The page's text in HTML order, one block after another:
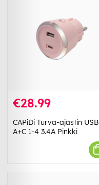
€28.99
CAPiDi Turva-ajastin USB
A+C 1-4 3.4A Pinkki